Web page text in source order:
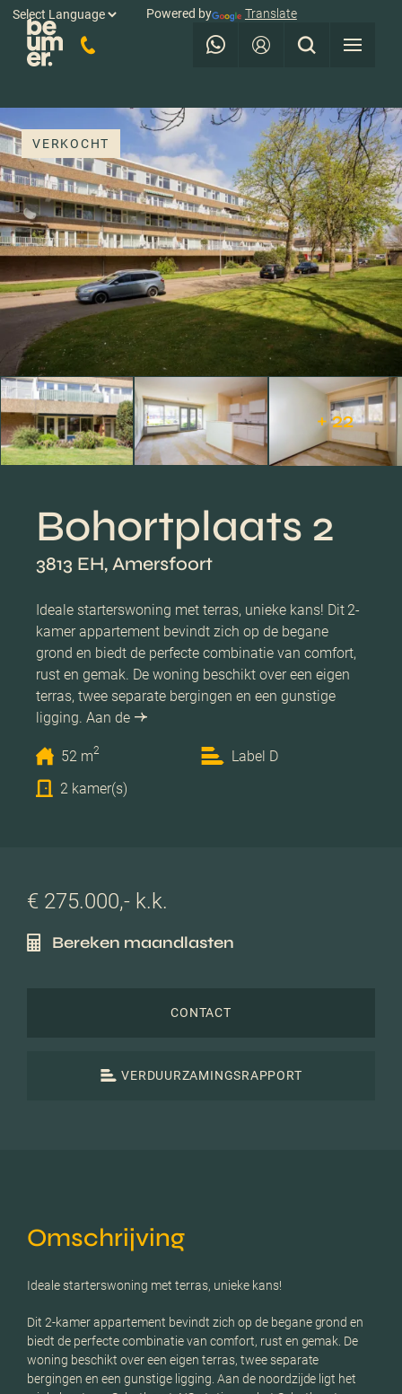
Powered by Translate
VERKOCHT
+ 22
Bohortplaats 2
3813 EH, Amersfoort
Ideale starterswoning met terras, unieke kans! Dit 2-
kamer appartement bevindt zich op de begane
grond en biedt de perfecte combinatie van comfort,
rust en gemak. De woning beschikt over een eigen
terras, twee separate bergingen en een gunstige
ligging. Aan de
52 m2
Label D
2 kamer(s)
€ 275.000,- k.k.
Bereken maandlasten
CONTACT
VERDUURZAMINGSRAPPORT
Omschrijving
Ideale starterswoning met terras, unieke kans!
Dit 2-kamer appartement bevindt zich op de begane grond en
biedt de perfecte combinatie van comfort, rust en gemak. De
woning beschikt over een eigen terras, twee separate
bergingen en een gunstige ligging. Aan de noordzijde ligt het